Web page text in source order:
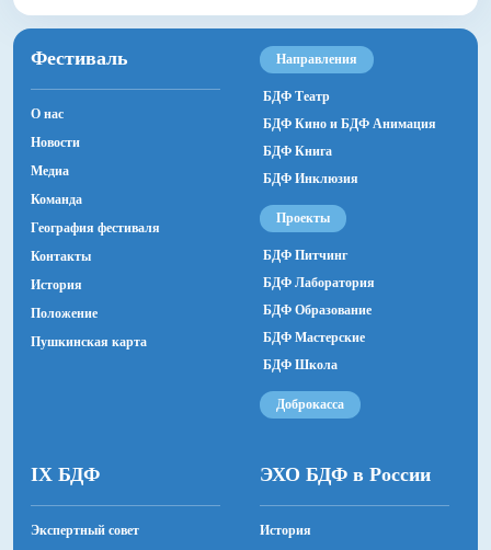
Фестиваль
О нас
Новости
Медиа
Команда
География фестиваля
Контакты
История
Положение
Пушкинская карта
Направления
БДФ Театр
БДФ Кино и БДФ Анимация
БДФ Книга
БДФ Инклюзия
Проекты
БДФ Питчинг
БДФ Лаборатория
БДФ Образование
БДФ Мастерские
БДФ Школа
Доброкасса
IX БДФ
Экспертный совет
ЭХО БДФ в России
История